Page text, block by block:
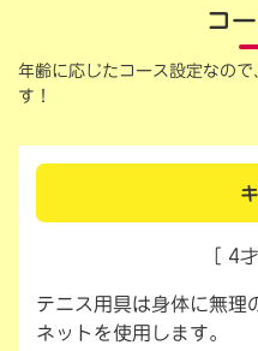
コ
年齢に応じたコース設定なの
す！
［ 4
テニス用具は身体に無理
ネットを使用します。